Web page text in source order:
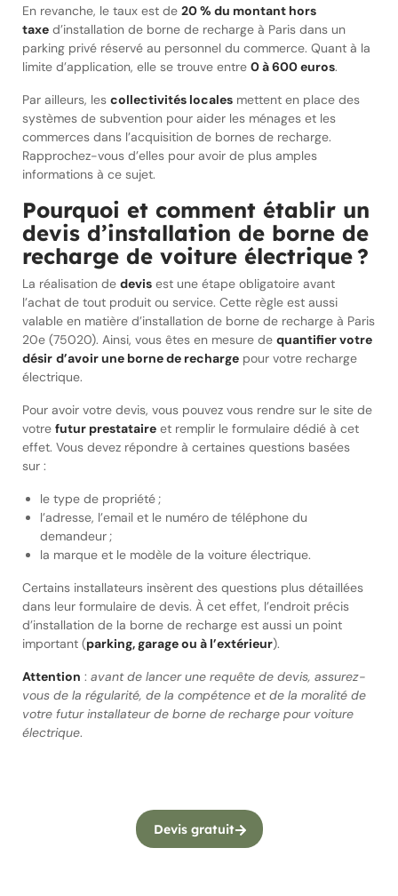
En revanche, le taux est de 20 % du montant hors
taxe d’installation de borne de recharge à Paris dans un
parking privé réservé au personnel du commerce. Quant à la
limite d’application, elle se trouve entre 0 à 600 euros.
Par ailleurs, les collectivités locales mettent en place des
systèmes de subvention pour aider les ménages et les
commerces dans l’acquisition de bornes de recharge.
Rapprochez-vous d’elles pour avoir de plus amples
informations à ce sujet.
Pourquoi et comment établir un
devis d’installation de borne de
recharge de voiture électrique ?
La réalisation de devis est une étape obligatoire avant
l’achat de tout produit ou service. Cette règle est aussi
valable en matière d’installation de borne de recharge à Paris
20e (75020). Ainsi, vous êtes en mesure de quantifier votre
désir d’avoir une borne de recharge pour votre recharge
électrique.
Pour avoir votre devis, vous pouvez vous rendre sur le site de
votre futur prestataire et remplir le formulaire dédié à cet
effet. Vous devez répondre à certaines questions basées
sur :
le type de propriété ;
l’adresse, l’email et le numéro de téléphone du
demandeur ;
la marque et le modèle de la voiture électrique.
Certains installateurs insèrent des questions plus détaillées
dans leur formulaire de devis. À cet effet, l’endroit précis
d’installation de la borne de recharge est aussi un point
important (parking, garage ou à l’extérieur).
Attention : avant de lancer une requête de devis, assurez-
vous de la régularité, de la compétence et de la moralité de
votre futur installateur de borne de recharge pour voiture
électrique.
Devis gratuit